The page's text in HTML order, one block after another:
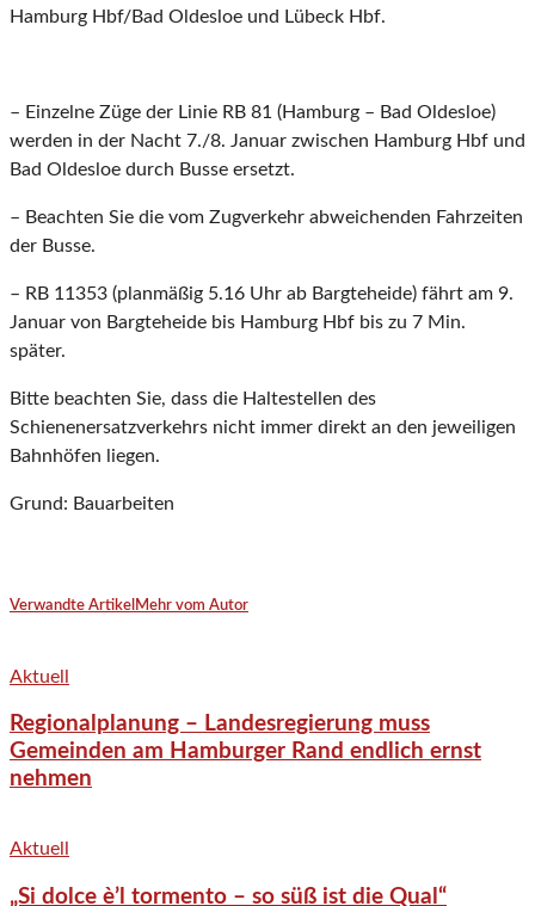
Hamburg Hbf/Bad Oldesloe und Lübeck Hbf.
– Einzelne Züge der Linie RB 81 (Hamburg – Bad Oldesloe)
werden in der Nacht 7./8. Januar zwischen Hamburg Hbf und
Bad Oldesloe durch Busse ersetzt.
– Beachten Sie die vom Zugverkehr abweichenden Fahrzeiten
der Busse.
– RB 11353 (planmäßig 5.16 Uhr ab Bargteheide) fährt am 9.
Januar von Bargteheide bis Hamburg Hbf bis zu 7 Min.
später.
Bitte beachten Sie, dass die Haltestellen des
Schienenersatzverkehrs nicht immer direkt an den jeweiligen
Bahnhöfen liegen.
Grund: Bauarbeiten
Verwandte Artikel Mehr vom Autor
Aktuell
Regionalplanung – Landesregierung muss
Gemeinden am Hamburger Rand endlich ernst
nehmen
Aktuell
„Si dolce è’l tormento – so süß ist die Qual“